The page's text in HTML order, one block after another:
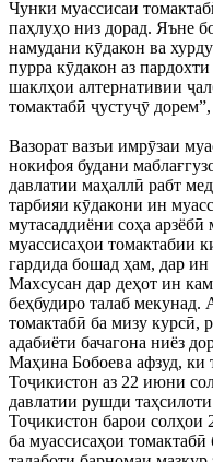
Чунки муассисаи
паҳлуҳо низ дорад. Яъне
намудани кӯдакон ва
пурра кӯдакон аз
шаклҳои алтернативии
томактабӣ ҷустуҷӯ
Вазорат вазъи имрӯзаи
нокифоя будани
давлатии маҳаллӣ рабт
тарбияи кӯдакони ин
мутасаддиёни соҳа
муассисаҳои томактабии
гардида бошад ҳам, дар
Махсусан дар деҳот ин
беҳбудиро талаб мекунад.
томактабӣ ба мизу курсӣ,
адабиёти бачагона ниёз
Маҳина Бобоева афзуд,
Тоҷикистон аз 22 июни
давлатии рушди
Тоҷикистон барои солҳои
ба муассисаҳои